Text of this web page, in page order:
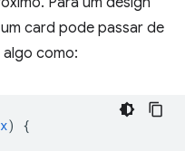
card pode passar de
como:
)
{